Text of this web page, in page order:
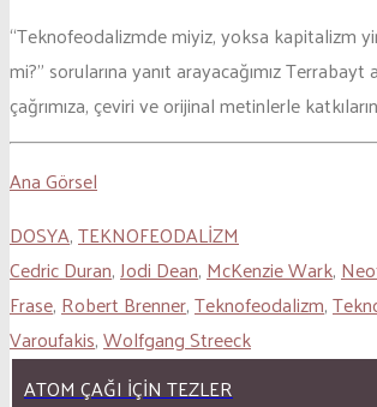
“Teknofeodalizmde miyiz, yoksa kapitalizm
mi?” sorularına yanıt arayacağımız Terrabayt
çağrımıza, çeviri ve orijinal metinlerle
Ana Görsel
DOSYA,TEKNOFEODALİZM
Cedric Duran,Jodi Dean,McKenzie Wark,
Frase,Robert Brenner,Teknofeodalizm,
Varoufakis,Wolfgang Streeck
ATOM ÇAĞI İÇIN TEZLER